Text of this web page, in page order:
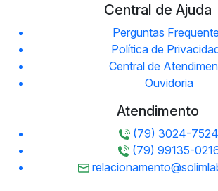
Central de Ajuda
Perguntas
Política de
Central de
Ouvidoria
Atendimento
(79) 3024-7524
(79) 99135-